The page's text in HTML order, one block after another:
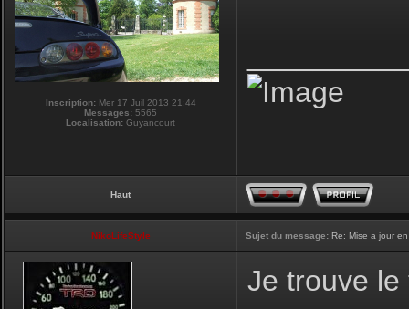
Inscription:Mer 17 Juil 2013 21:44
Messages: 5565
Localisation: Guyancourt
Haut
NikoLifeStyle Sujet du message: Re: Mise a jour
Je trouve